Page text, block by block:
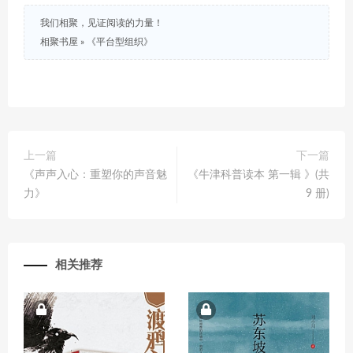
我们相聚，见证阅读的力量！
相聚书屋 » 《平台型组织》
上一篇
《声声入心：重塑你的声音魅
力》
下一篇
《牛津科普读本 第一辑 》(共
9 册)
相关推荐